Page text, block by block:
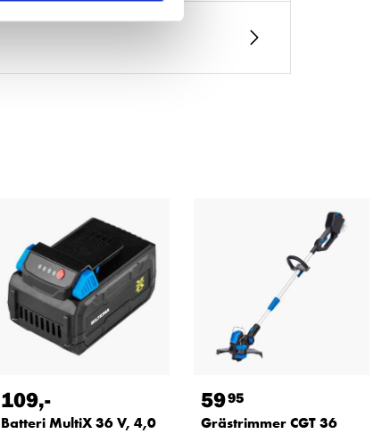
109,-
Batteri MultiX 36 V, 4,0
5995
Grästrimmer CGT 36